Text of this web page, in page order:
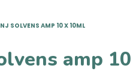
SOLVENS AMP 10 X 10ML
amp